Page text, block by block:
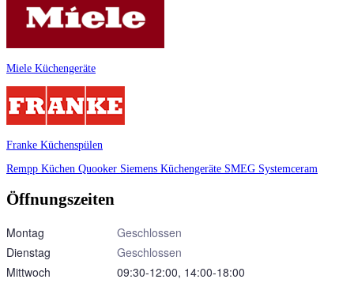
Miele Küchengeräte
Franke Küchenspülen
Rempp Küchen Quooker Siemens Küchengeräte SMEG Systemceram
Öffnungszeiten
Montag
Geschlossen
Dienstag
Geschlossen
Mittwoch
09:30‑12:00, 14:00‑18:00